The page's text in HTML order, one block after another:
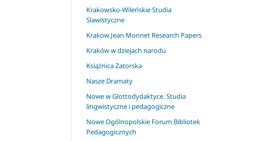
Krakowsko-Wileńskie Studia
Slawistyczne
Krakow Jean Monnet Research Papers
Kraków w dziejach narodu
Książnica Zatorska
Nasze Dramaty
Nowe w Glottodydaktyce. Studia
lingwistyczne i pedagogiczne
Nowe Ogólnopolskie Forum Bibliotek
Pedagogicznych